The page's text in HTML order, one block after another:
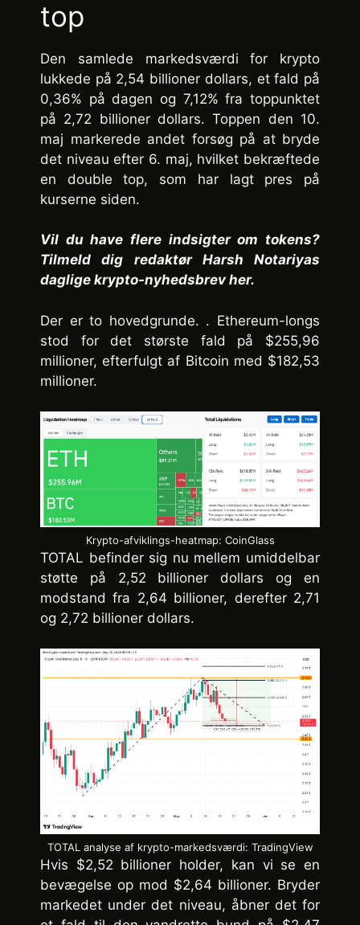
top
Den samlede markedsværdi for krypto
lukkede på 2,54 billioner dollars, et fald på
0,36% på dagen og 7,12% fra toppunktet
på 2,72 billioner dollars. Toppen den 10.
maj markerede andet forsøg på at bryde
det niveau efter 6. maj, hvilket bekræftede
en double top, som har lagt pres på
kurserne siden.
Vil du have flere indsigter om tokens?
Tilmeld dig redaktør Harsh Notariyas
daglige krypto-nyhedsbrev her.
Der er to hovedgrunde. . Ethereum-longs
stod for det største fald på $255,96
millioner, efterfulgt af Bitcoin med $182,53
millioner.
Krypto-afviklings-heatmap: CoinGlass
TOTAL befinder sig nu mellem umiddelbar
støtte på 2,52 billioner dollars og en
modstand fra 2,64 billioner, derefter 2,71
og 2,72 billioner dollars.
TOTAL analyse af krypto-markedsværdi: TradingView
Hvis $2,52 billioner holder, kan vi se en
bevægelse op mod $2,64 billioner. Bryder
markedet under det niveau, åbner det for